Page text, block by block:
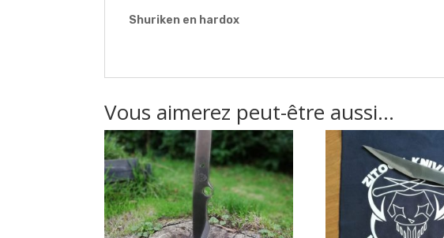
Shuriken en hardox
Vous aimerez peut-être aussi…